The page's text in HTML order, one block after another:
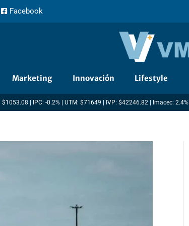
Facebook
Marketing Innovación Lifestyle
| IPC: -0.2% | UTM: $71649 | IVP: $42246.82 | Imacec: 2.4%